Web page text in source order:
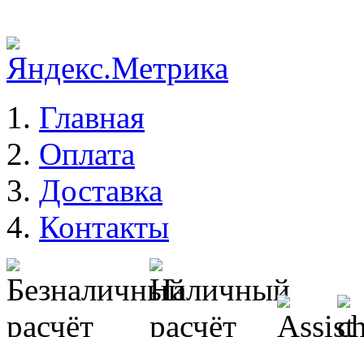
Главная
Оплата
Доставка
Контакты